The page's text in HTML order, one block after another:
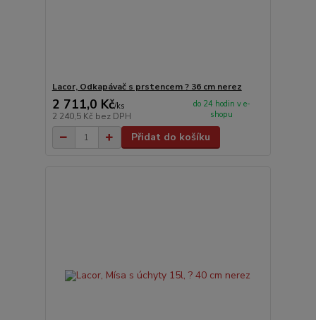
Lacor, Odkapávač s prstencem ? 36 cm nerez
2 711,0 Kč/ks
2 240,5 Kč bez DPH
do 24 hodin v e-
shopu
Přidat do košíku